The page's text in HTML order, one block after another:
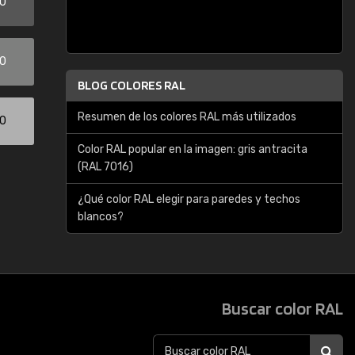
BLOG COLORES RAL
Resumen de los colores RAL más utilizados
Color RAL popular en la imagen: gris antracita
(RAL 7016)
¿Qué color RAL elegir para paredes y techos
blancos?
Buscar color RAL